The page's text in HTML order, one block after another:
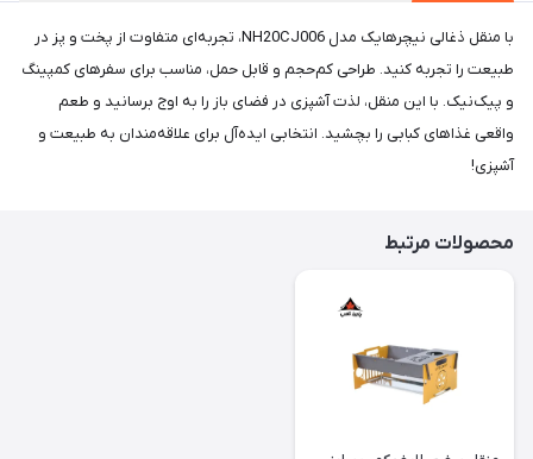
با منقل ذغالی نیچرهایک مدل NH20CJ006، تجربه‌ای متفاوت از پخت و پز در
طبیعت را تجربه کنید. طراحی کم‌حجم و قابل حمل، مناسب برای سفرهای کمپینگ
و پیک‌نیک. با این منقل، لذت آشپزی در فضای باز را به اوج برسانید و طعم
واقعی غذاهای کبابی را بچشید. انتخابی ایده‌آل برای علاقه‌مندان به طبیعت و
آشپزی!
محصولات مرتبط